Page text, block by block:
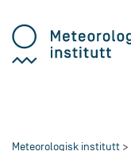
Meteorologisk institutt